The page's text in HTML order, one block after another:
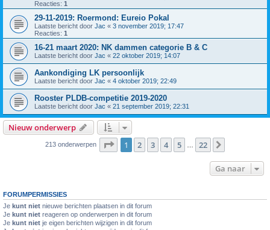
Reacties: 1
29-11-2019: Roermond: Eureio Pokal
Laatste bericht door Jac « 3 november 2019; 17:47
Reacties: 1
16-21 maart 2020: NK dammen categorie B & C
Laatste bericht door Jac « 22 oktober 2019; 14:07
Aankondiging LK persoonlijk
Laatste bericht door Jac « 4 oktober 2019; 22:49
Rooster PLDB-competitie 2019-2020
Laatste bericht door Jac « 21 september 2019; 22:31
Nieuw onderwerp
213 onderwerpen Pagina van 22
1 2 3 4 5 22
Ga naar
FORUMPERMISSIES
Je kunt niet nieuwe berichten plaatsen in dit forum
Je kunt niet reageren op onderwerpen in dit forum
Je kunt niet je eigen berichten wijzigen in dit forum